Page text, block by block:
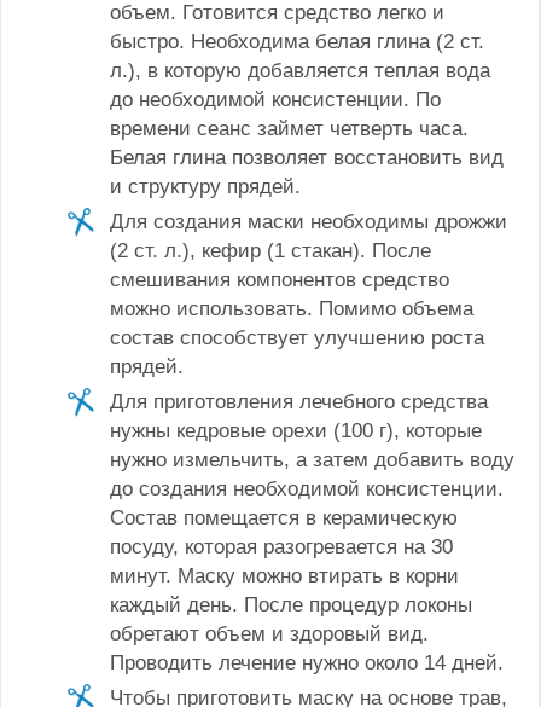
объем. Готовится средство легко и
быстро. Необходима белая глина (2 ст.
л.), в которую добавляется теплая вода
до необходимой консистенции. По
времени сеанс займет четверть часа.
Белая глина позволяет восстановить вид
и структуру прядей.
Для создания маски необходимы дрожжи
(2 ст. л.), кефир (1 стакан). После
смешивания компонентов средство
можно использовать. Помимо объема
состав способствует улучшению роста
прядей.
Для приготовления лечебного средства
нужны кедровые орехи (100 г), которые
нужно измельчить, а затем добавить воду
до создания необходимой консистенции.
Состав помещается в керамическую
посуду, которая разогревается на 30
минут. Маску можно втирать в корни
каждый день. После процедур локоны
обретают объем и здоровый вид.
Проводить лечение нужно около 14 дней.
Чтобы приготовить маску на основе трав,